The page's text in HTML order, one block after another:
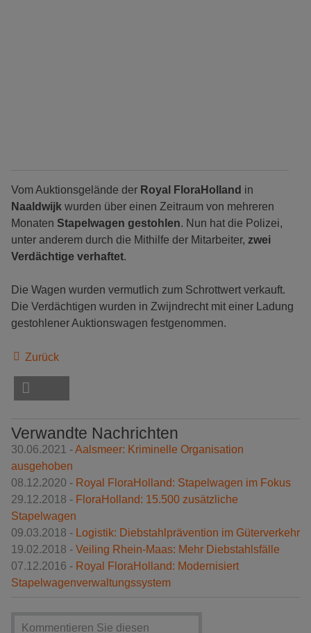
Vom Auktionsgelände der Royal FloraHolland in
Naaldwijk wurden über einen Zeitraum von mehreren
Monaten Stapelwagen gestohlen. Nun hat die Polizei,
unter anderem durch die Mithilfe der Mitarbeiter, zwei
Verdächtige verhaftet.
Die Wagen wurden vermutlich zum Schrottwert verkauft.
Die Verdächtigen wurden in Zwijndrecht mit einer Ladung
gestohlener Auktionswagen festgenommen.
Zurück
Verwandte Nachrichten
30.06.2021 -Aalsmeer: Kriminelle Organisation
ausgehoben
08.12.2020 - Royal FloraHolland: Stapelwagen im Fokus
29.12.2018 - FloraHolland: 15.500 zusätzliche
Stapelwagen
09.03.2018 - Logistik: Diebstahlprävention im Güterverkehr
19.02.2018 - Veiling Rhein-Maas: Mehr Diebstahlsfälle
07.12.2016 - Royal FloraHolland: Modernisiert
Stapelwagenverwaltungssystem